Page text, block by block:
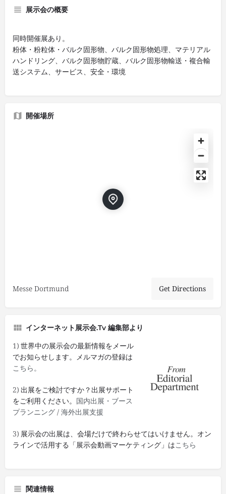
展示会の概要
同時開催展あり。
粉体・粉粒体・バルク固形物、バルク固形物処理、マテリアル
ハンドリング、バルク固形物貯蔵、バルク固形物輸送・複合輸
送システム、サービス、安全・環境
開催場所
Messe Dortmund Get Directions
インターネット展示会.tv 編集部より
1) 世界中の展示会の最新情報をメール
でお知らせします。メルマガの登録は
こちら。
2) 出展をご検討ですか？出展サポート
をご利用ください。 国内出展・ブース
プランニング / 海外出展支援
3) 展示会の出展は、会場だけで終わらせてはいけません。オン
ラインで活用する「展示会動画マーケティング」はこちら
関連情報